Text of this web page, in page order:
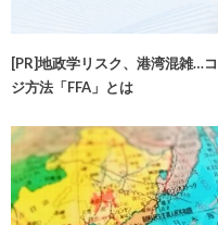
[PR]地政学リスク、港湾混雑…
ジ方法「FFA」とは